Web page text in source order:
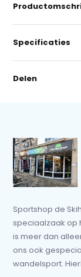
Specificaties
Delen
Sportshop de
speciaalzaak op
is meer dan
ons ook
wandelsport.